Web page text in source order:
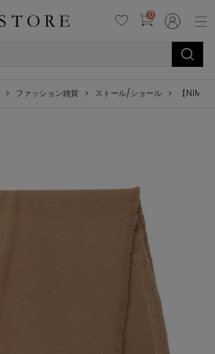
0
ファッション雑貨 ストール/ショール 【